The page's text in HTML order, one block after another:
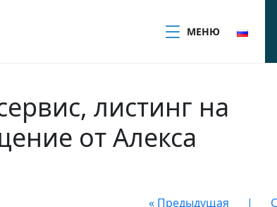
МЕНЮ
листинг на
от Алекса
« Предыдущая |